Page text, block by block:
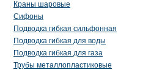
Краны шаровые
Сифоны
Подводка гибкая сильфонная
Подводка гибкая для воды
Подводка гибкая для газа
Трубы металлопластиковые